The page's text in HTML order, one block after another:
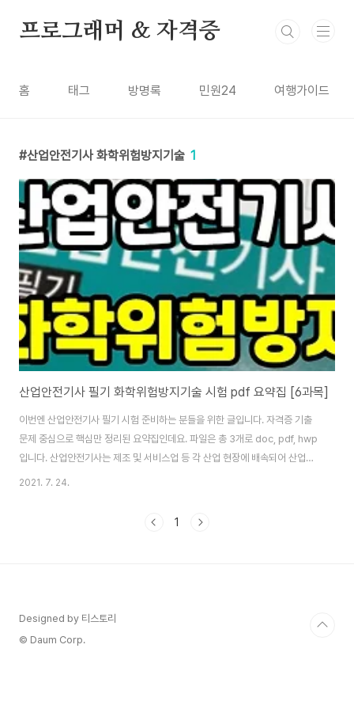
프로그래머 & 자격증
홈 태그 방명록 민원24 여행가이드
산업안전기사 화학위험방지기술 1
산업안전기사 필기 화학위험방지기술 시험 pdf 요약집 [6과목]
이번엔 산업안전기사 필기 시험 준비하는 분들을 위한 글입니다. 자격증 기출
문제 중심으로 핵심만 정리된 요약집인데요. 파일은 총 3개로 doc, pdf, hwp
입니다. 산업안전기사는 제조 및 서비스업 등 각 산업 현장에 배속되어 산업재
해 예방계획의 수립에 관한 사항을 수행하며, 작업환경의 점검 및 개선에 관한
자의 안전교육 및 훈련에 관한 업무를 수행합니다. 그래서 오늘 소개하는 pdf
2021. 7. 24.
1
Designed by 티스토리
© Daum Corp.